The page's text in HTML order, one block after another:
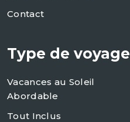
Contact
Type de voyage
Vacances au Soleil
Abordable
Tout Inclus